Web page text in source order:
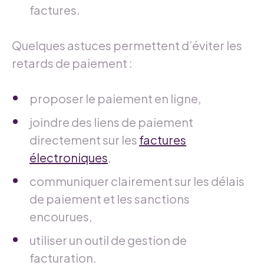
factures.
Quelques astuces permettent d’éviter les
retards de paiement :
proposer le paiement en ligne,
joindre des liens de paiement
directement sur les factures
électroniques
communiquer clairement sur les délais
de paiement et les sanctions
encourues,
utiliser un outil de gestion de
facturation.